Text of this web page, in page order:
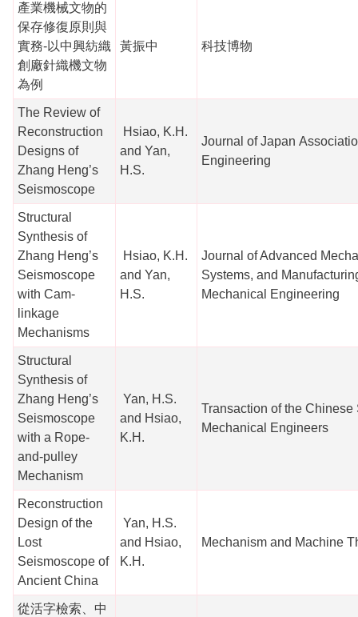
產業機械文物的
保存修復原則與
實務-以中興紡織
創廠針織機文物
為例
黃振中 科技博物
The Review of
Reconstruction
Designs of
Zhang Heng’s
Seismoscope
Hsiao, K.H.
and Yan,
H.S.
Journal of Japan
Engineering
Structural
Synthesis of
Zhang Heng’s
Seismoscope
with Cam-
linkage
Mechanisms
Hsiao, K.H.
and Yan,
H.S.
Journal of Advanced
Systems, and
Mechanical Engineering
Structural
Synthesis of
Zhang Heng’s
Seismoscope
with a Rope-
and-pulley
Mechanism
Yan, H.S.
and Hsiao,
K.H.
Transaction of the Chinese
Mechanical Engineers
Reconstruction
Design of the
Lost
Seismoscope of
Ancient China
Yan, H.S.
and Hsiao,
K.H.
Mechanism and Machine
從活字檢索、中